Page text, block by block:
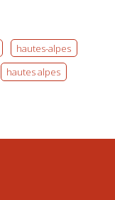
hautes-alpes
hautes alpes